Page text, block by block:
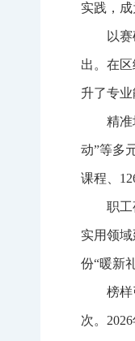
实践，成
以
出。在
升了专
精准
动”等多
课程、
职
实用领
份“暖新
榜样
次。